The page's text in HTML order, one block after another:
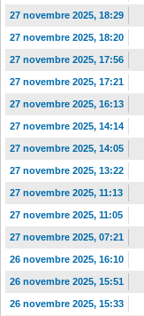
27 novembre 2025, 18:29
27 novembre 2025, 18:20
27 novembre 2025, 17:56
27 novembre 2025, 17:21
27 novembre 2025, 16:13
27 novembre 2025, 14:14
27 novembre 2025, 14:05
27 novembre 2025, 13:22
27 novembre 2025, 11:13
27 novembre 2025, 11:05
27 novembre 2025, 07:21
26 novembre 2025, 16:10
26 novembre 2025, 15:51
26 novembre 2025, 15:33